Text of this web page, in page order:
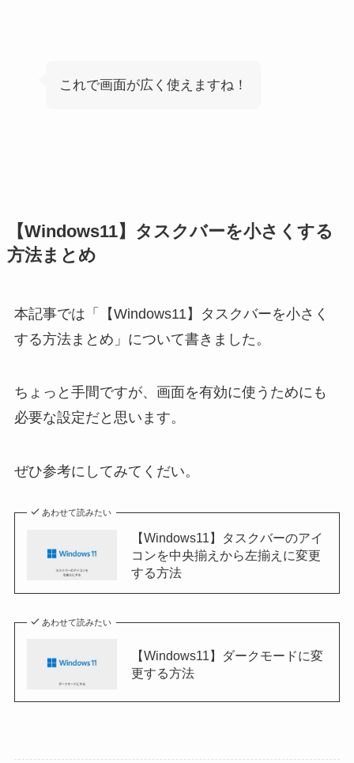
これで画面が広く使えますね！
【Windows11】タスクバーを小さくする
方法まとめ
本記事では「【Windows11】タスクバーを小さく
する方法まとめ」について書きました。
ちょっと手間ですが、画面を有効に使うためにも
必要な設定だと思います。
ぜひ参考にしてみてくだい。
あわせて読みたい
【Windows11】タスクバーのアイ
コンを中央揃えから左揃えに変更
する方法
あわせて読みたい
【Windows11】ダークモードに変
更する方法